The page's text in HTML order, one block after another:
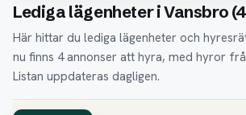
Lediga lägenheter i Vansbro
Här hittar du lediga lägenheter och
nu finns 4 annonser att hyra, med hyror
Listan uppdateras dagligen.